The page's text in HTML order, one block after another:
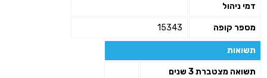
דמי ניהול
מספר קופה 15343
תשואות
תשואה מצטברת 3 שנים